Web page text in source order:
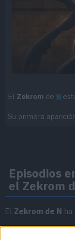
El Zekrom de N
Su primera
Episodios
el Zekrom
El Zekrom de N ha